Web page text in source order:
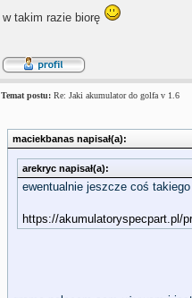
w takim razie biorę
Temat postu:Re: Jaki akumulator do golfa v 1.6
maciekbanas napisał(a):
arekryc napisał(a):
ewentualnie jeszcze coś
https://akumulatoryspecpart.pl/